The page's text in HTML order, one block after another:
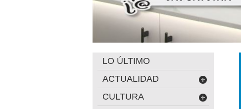
LO ÚLTIMO
ACTUALIDAD
CULTURA